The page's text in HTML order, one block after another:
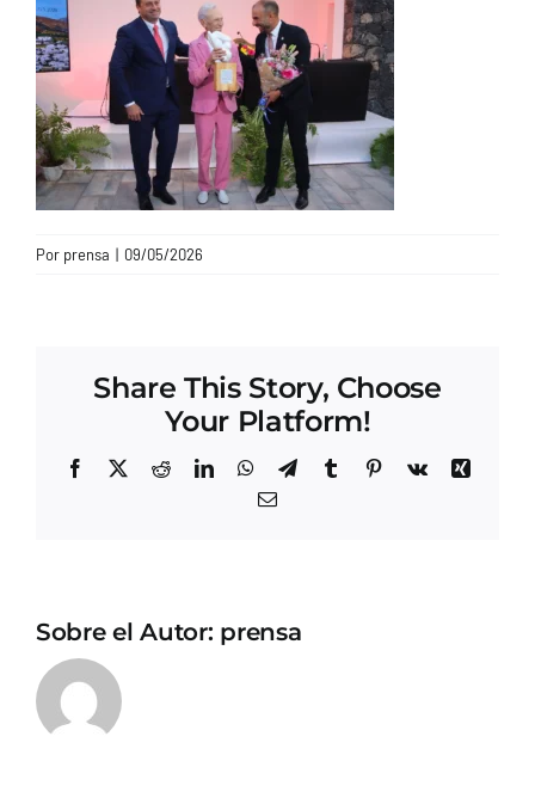
CONTACTO
Por prensa | 09/05/2026
Share This Story, Choose
Your Platform!
Facebook
X RedditLinkedInWhatsApp
TelegramTumblrPinterest
Vk
Xing
Correo
Sobre el Autor: prensa